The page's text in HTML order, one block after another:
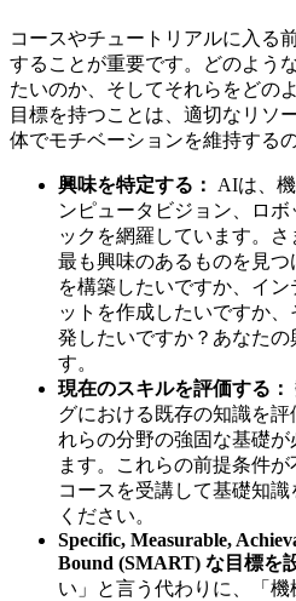
コースやチュートリアルに入る
することが重要です。どのよう
たいのか、そしてそれらをどの
目標を持つことは、適切なリソ
体でモチベーションを維持する
興味を特定する：
AIは、
ンピュータビジョン、ロ
ックを網羅しています。さ
最も興味のあるものを見
を構築したいですか、イ
ットを作成したいですか
発したいですか？あなたの
す。
現在のスキルを評価する：
グにおける既存の知識を
れらの分野の強固な基礎
ます。これらの前提条件
コースを受講して基礎知
ください。
Specific, Measurable,
Bound (SMART) な目標を
い」と言う代わりに、「